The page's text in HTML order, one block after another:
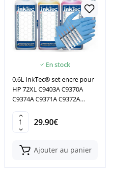
En stock
0.6L InkTec® set encre pour
HP 72XL C9403A C9370A
C9374A C9371A C9372A
29.90€
Ajouter au panier